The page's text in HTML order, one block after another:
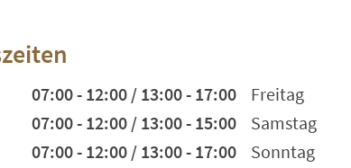
07:00 - 12:00 / 13:00 - 17:00
07:00 - 12:00 / 13:00 - 15:00
07:00 - 12:00 / 13:00 - 17:00
Freitag
Samstag
Sonntag